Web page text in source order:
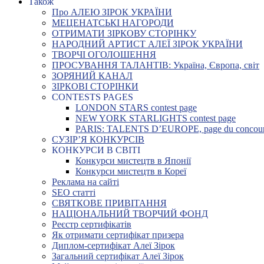
Про АЛЕЮ ЗІРОК УКРАЇНИ
МЕЦЕНАТСЬКІ НАГОРОДИ
ОТРИМАТИ ЗІРКОВУ СТОРІНКУ
НАРОДНИЙ АРТИСТ АЛЕЇ ЗІРОК УКРАЇНИ
ТВОРЧІ ОГОЛОШЕННЯ
ПРОСУВАННЯ ТАЛАНТІВ: Україна, Європа, світ
ЗОРЯНИЙ КАНАЛ
ЗІРКОВІ СТОРІНКИ
CONTESTS PAGES
LONDON STARS contest page
NEW YORK STARLIGHTS contest page
PARIS: TALENTS D’EUROPE, page du
СУЗІР’Я КОНКУРСІВ
КОНКУРСИ В СВІТІ
Конкурси мистецтв в Японії
Конкурси мистецтв в Кореї
Реклама на сайті
SEO статті
СВЯТКОВЕ ПРИВІТАННЯ
НАЦІОНАЛЬНИЙ ТВОРЧИЙ ФОНД
Реєстр сертифікатів
Як отримати сертифікат призера
Диплом-сертифікат Алеї Зірок
Загальний сертифікат Алеї Зірок